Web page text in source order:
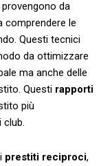
da
comprendere le
Questi‌ tecnici
da ottimizzare‍
⁢ma anche delle
Questi rapporti
più
prestiti reciproci,